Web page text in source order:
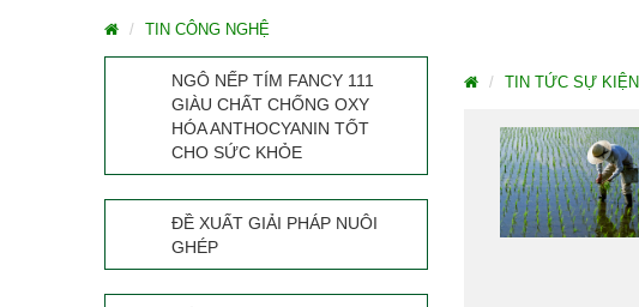
TIN CÔNG NGHỆ
NGÔ NẾP TÍM FANCY 111
GIÀU CHẤT CHỐNG OXY
HÓA ANTHOCYANIN TỐT
CHO SỨC KHỎE
ĐỀ XUẤT GIẢI PHÁP NUÔI
GHÉP
TIN TỨC SỰ KIỆN